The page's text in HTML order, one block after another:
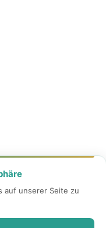
auf unserer Seite zu